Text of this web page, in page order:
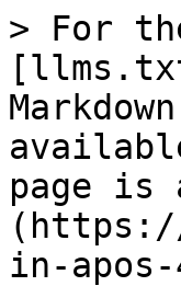
> For
page is
(https://
in-